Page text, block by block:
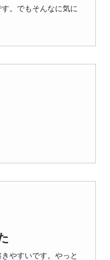
。でもそんなに気に
やすいです。やっと